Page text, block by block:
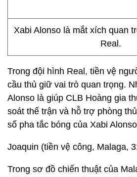
Xabi Alonso là mắt xích quan
Real.
Trong đội hình Real, tiền vệ
cầu thủ giữ vai trò quan trọng.
Alonso là giúp CLB Hoàng gia
soát thế trận và hỗ trợ phòng
số pha tắc bóng của Xabi
Joaquin (tiền vệ công, Malaga,
Trong sơ đồ chiến thuật của